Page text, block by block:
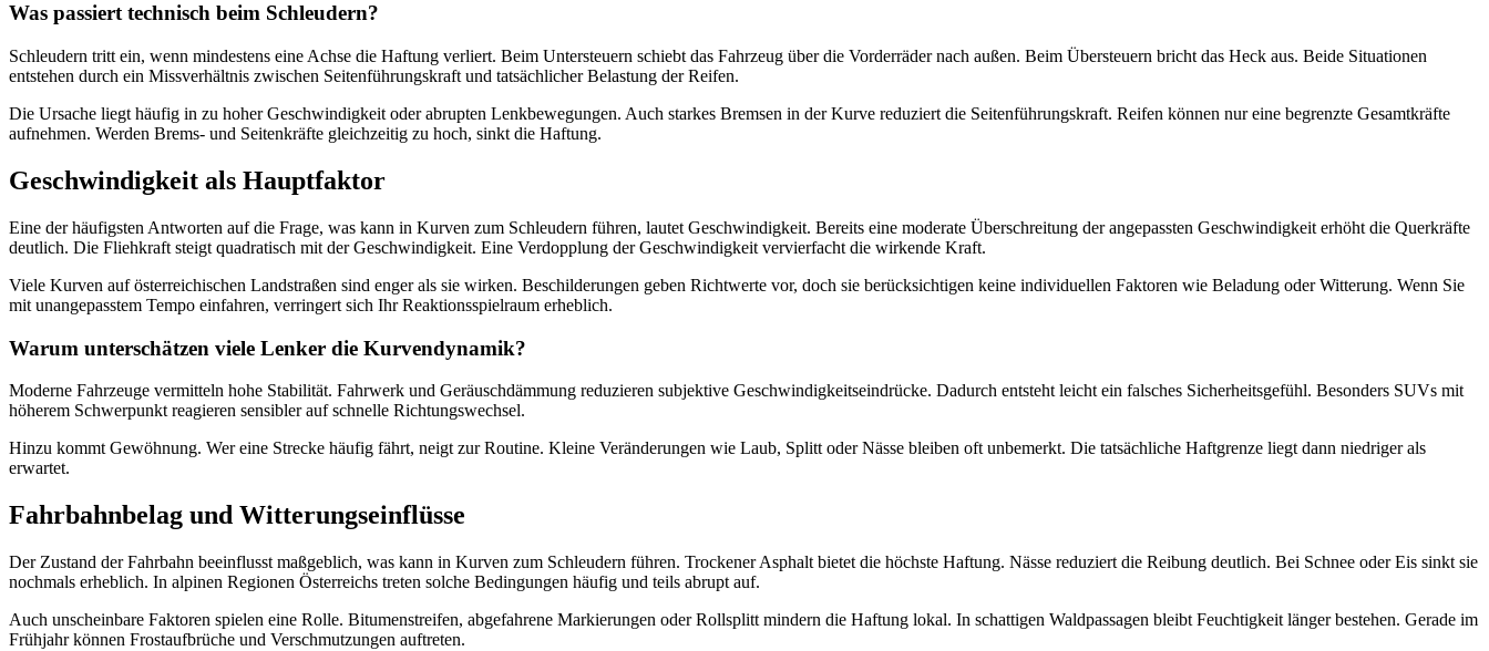
Was passiert technisch beim Schleudern?
Schleudern tritt ein, wenn mindestens eine Achse die Haftung verliert. Beim Untersteuern schiebt das Fahrzeug über die Vorderräder nach außen. Beim Übersteuern bricht das Heck aus. Beide Situationen
entstehen durch ein Missverhältnis zwischen Seitenführungskraft und tatsächlicher Belastung der Reifen.
Die Ursache liegt häufig in zu hoher Geschwindigkeit oder abrupten Lenkbewegungen. Auch starkes Bremsen in der Kurve reduziert die Seitenführungskraft. Reifen können nur eine begrenzte Gesamtkräfte
aufnehmen. Werden Brems- und Seitenkräfte gleichzeitig zu hoch, sinkt die Haftung.
Geschwindigkeit als Hauptfaktor
Eine der häufigsten Antworten auf die Frage, was kann in Kurven zum Schleudern führen, lautet Geschwindigkeit. Bereits eine moderate Überschreitung der angepassten Geschwindigkeit erhöht die Querkräfte
deutlich. Die Fliehkraft steigt quadratisch mit der Geschwindigkeit. Eine Verdopplung der Geschwindigkeit vervierfacht die wirkende Kraft.
Viele Kurven auf österreichischen Landstraßen sind enger als sie wirken. Beschilderungen geben Richtwerte vor, doch sie berücksichtigen keine individuellen Faktoren wie Beladung oder Witterung. Wenn Sie
mit unangepasstem Tempo einfahren, verringert sich Ihr Reaktionsspielraum erheblich.
Warum unterschätzen viele Lenker die Kurvendynamik?
Moderne Fahrzeuge vermitteln hohe Stabilität. Fahrwerk und Geräuschdämmung reduzieren subjektive Geschwindigkeitseindrücke. Dadurch entsteht leicht ein falsches Sicherheitsgefühl. Besonders SUVs mit
höherem Schwerpunkt reagieren sensibler auf schnelle Richtungswechsel.
Hinzu kommt Gewöhnung. Wer eine Strecke häufig fährt, neigt zur Routine. Kleine Veränderungen wie Laub, Splitt oder Nässe bleiben oft unbemerkt. Die tatsächliche Haftgrenze liegt dann niedriger als
erwartet.
Fahrbahnbelag und Witterungseinflüsse
Der Zustand der Fahrbahn beeinflusst maßgeblich, was kann in Kurven zum Schleudern führen. Trockener Asphalt bietet die höchste Haftung. Nässe reduziert die Reibung deutlich. Bei Schnee oder Eis sinkt sie
nochmals erheblich. In alpinen Regionen Österreichs treten solche Bedingungen häufig und teils abrupt auf.
Auch unscheinbare Faktoren spielen eine Rolle. Bitumenstreifen, abgefahrene Markierungen oder Rollsplitt mindern die Haftung lokal. In schattigen Waldpassagen bleibt Feuchtigkeit länger bestehen. Gerade im
Frühjahr können Frostaufbrüche und Verschmutzungen auftreten.